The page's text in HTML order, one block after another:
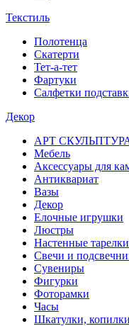
Текстиль
Полотенца
Скатерти
Тет-а-тет
Фартуки
Салфетки
Декор
АРТ
Мебель
Аксессуары для
Антиквариат
Вазы
Декор
Елочные игрушки
Люстры
Настенные тарелки
Свечи и
Сувениры
Фигурки
Фоторамки
Часы
Шкатулки, копилки